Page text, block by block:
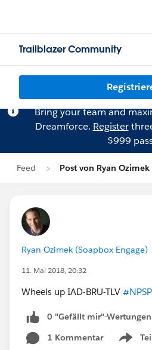
Trailblazer Community
Bring your team and
Dreamforce. Register
$999
Feed Post von Ryan Ozimek
Ryan Ozimek (Soapbox Engage)
11. Mai 2018, 20:32
Wheels up IAD-BRU-TLV
0 "Gefällt mir"-Wertungen
1 Kommentar
Show